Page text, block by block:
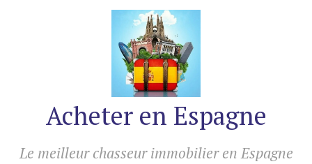
Acheter en Espagne
Le meilleur chasseur immobilier en Espagne